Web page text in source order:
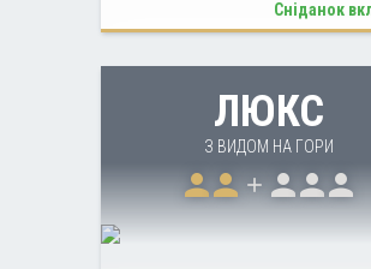
more_horiz ДЕТАЛЬНІШЕ
Сніданок
ЛЮКС
З ВИДОМ НА ГОРИ
personpersonaddpersonpersonperson